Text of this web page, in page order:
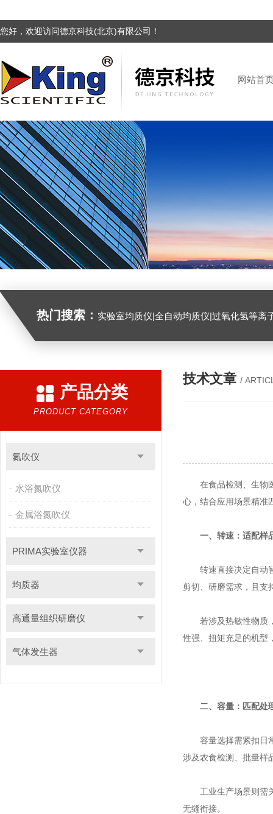
您好，欢迎访问德京科技(北京)有限公司！
网站首
热门搜索： 实验室均质仪|全自动均质仪|过氧化氢等离
产品分类
PRODUCT CATEGORY
氮吹仪
水浴氮吹仪
金属浴氮吹仪
PRIMA实验室仪器
均质器
高通量组织研磨仪
气体发生器
技术文章 /
在食品检测、生物医
心，结合应用场景精准
一、转速：适配样
转速直接决定自动智
剪切、研磨需求，且支
若涉及热敏性物质，
性强、扭矩充足的机型
二、容量：匹配处
容量选择需紧扣日常
涉及农食检测、批量样
工业生产场景则需关
无缝衔接。